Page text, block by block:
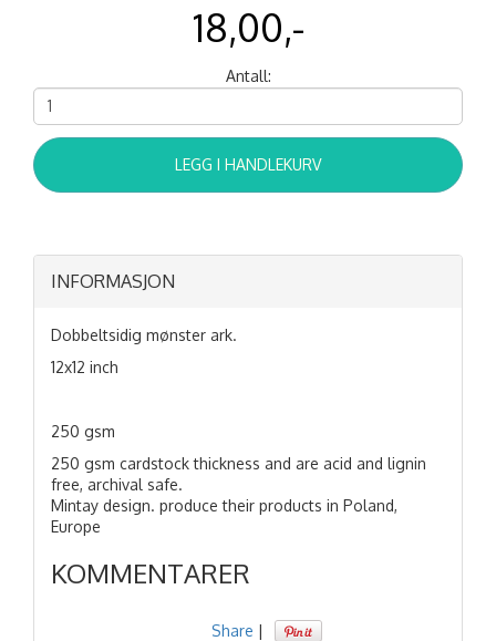
18,00,-
Antall:
LEGG I HANDLEKURV
INFORMASJON
Dobbeltsidig mønster ark.
12x12 inch
250 gsm
250 gsm cardstock thickness and are acid and lignin
free, archival safe.
Mintay design. produce their products in Poland,
Europe
KOMMENTARER
Share |